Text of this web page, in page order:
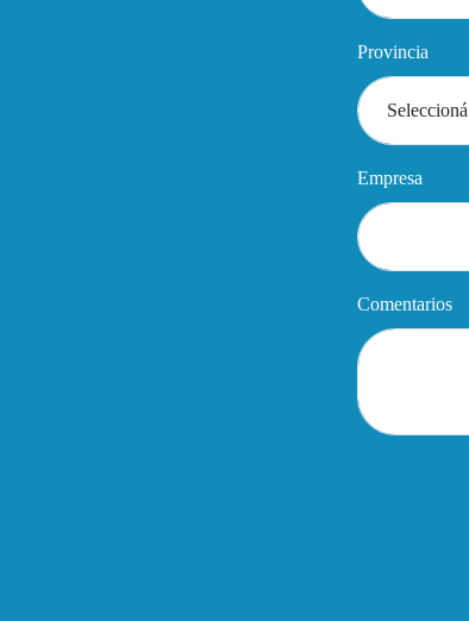
Provincia
Empresa
Comentarios